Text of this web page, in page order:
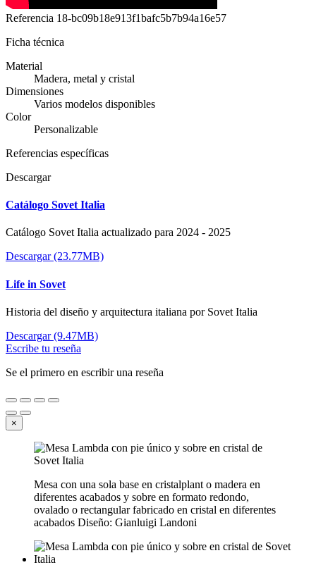
Referencia 18-bc09b18e913f1bafc5b7b94a16e57
Ficha técnica
Material
Madera, metal y cristal
Dimensiones
Varios modelos disponibles
Color
Personalizable
Referencias específicas
Descargar
Catálogo Sovet Italia
Catálogo Sovet Italia actualizado para 2024 - 2025
Descargar (23.77MB)
Life in Sovet
Historia del diseño y arquitectura italiana por Sovet Italia
Descargar (9.47MB)
Escribe tu reseña
Se el primero en escribir una reseña
×
Mesa con una sola base en cristalplant o madera en
diferentes acabados y sobre en formato redondo,
ovalado o rectangular fabricado en cristal en diferentes
acabados Diseño: Gianluigi Landoni